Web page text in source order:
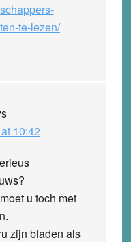
te-lezen/
10:42
u toch met
zijn bladen als